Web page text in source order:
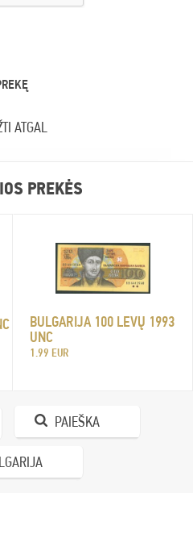
ATGAL
PREKĖS
BULGARIJA 100 LEVŲ 1993
UNC
1.99 EUR
PAIEŠKA